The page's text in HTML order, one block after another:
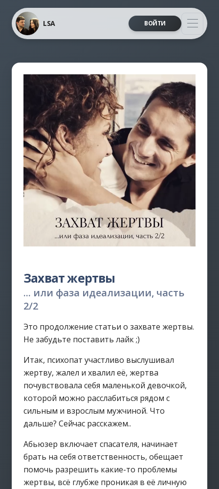
LSA ВОЙТИ
Захват жертвы
... или фаза идеализации, часть
2/2
Это продолжение статьи о захвате жертвы.
Не забудьте поставить лайк ;)
Итак, психопат участливо выслушивал
жертву, жалел и хвалил её, жертва
почувствовала себя маленькой девочкой,
которой можно расслабиться рядом с
сильным и взрослым мужчиной. Что
дальше? Сейчас расскажем..
Абьюзер включает спасателя, начинает
брать на себя ответственность, обещает
помочь разрешить какие-то проблемы
жертвы, всё глубже проникая в её личную